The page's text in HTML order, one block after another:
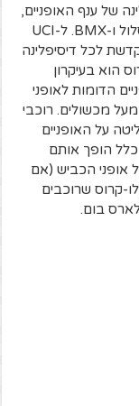
של ענף האופניים,
ממש כמו אופני כביש, אופני הרים, אופני מסלול ו-BMX. ל-UCI
לכל דיסיפלינה
הוא בעיקרון
הדומות לאופני
מכשולים. רוכבי
על האופניים
הופך אותם
אופני הכביש (אם
קרוס שרוכבים
בום.